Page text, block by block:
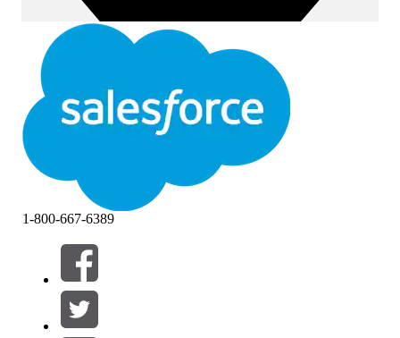
Filtra per (0)
SELEZIONA FILTRI
Area prodotti
1-800-667-6389